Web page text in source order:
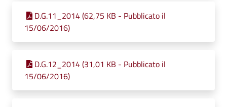
D.G.11_2014 (62,75 KB - Pubblicato il
15/06/2016)
D.G.12_2014 (31,01 KB - Pubblicato il
15/06/2016)